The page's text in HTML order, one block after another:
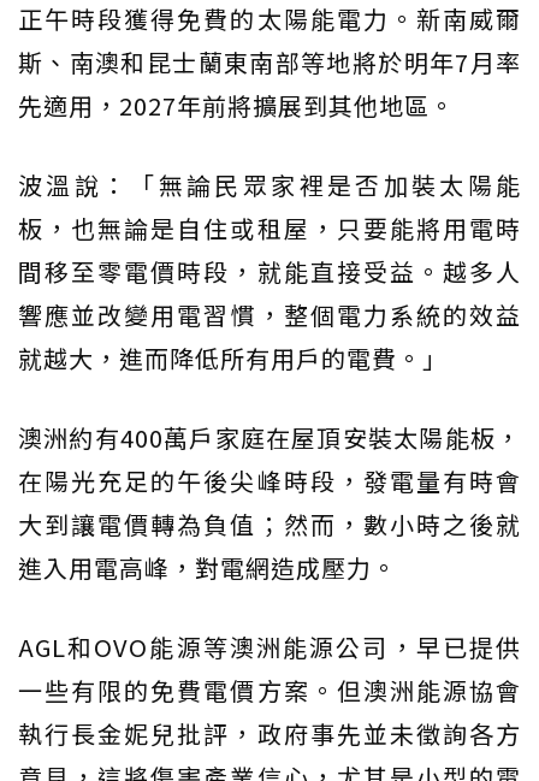
正午時段獲得免費的太陽能電力。新南威爾
斯、南澳和昆士蘭東南部等地將於明年7月率
先適用，2027年前將擴展到其他地區。
波溫說：「無論民眾家裡是否加裝太陽能
板，也無論是自住或租屋，只要能將用電時
間移至零電價時段，就能直接受益。越多人
響應並改變用電習慣，整個電力系統的效益
就越大，進而降低所有用戶的電費。」
澳洲約有400萬戶家庭在屋頂安裝太陽能板，
在陽光充足的午後尖峰時段，發電量有時會
大到讓電價轉為負值；然而，數小時之後就
進入用電高峰，對電網造成壓力。
AGL和OVO能源等澳洲能源公司，早已提供
一些有限的免費電價方案。但澳洲能源協會
執行長金妮兒批評，政府事先並未徵詢各方